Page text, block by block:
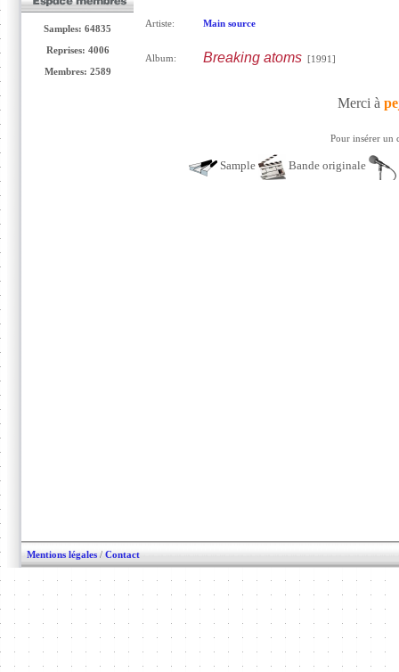
Samples: 64835
Reprises: 4006
Membres: 2589
Artiste: Main source
Album: Breaking atoms[1991]
Merci à
Pour insérer un
Sample Bande originale
Mentions légales / Contact